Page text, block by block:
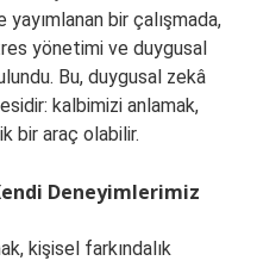
bir çalışmada,
yönetimi ve duygusal
Bu, duygusal zekâ
kalbimizi anlamak,
bir araç olabilir.
Deneyimlerimiz
kişisel farkındalık